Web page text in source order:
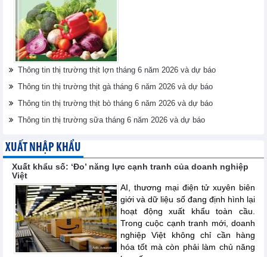
Thông tin thị trường thịt lợn tháng 6 năm 2026 và dự báo
Thông tin thị trường thịt gà tháng 6 năm 2026 và dự báo
Thông tin thị trường thịt bò tháng 6 năm 2026 và dự báo
Thông tin thị trường sữa tháng 6 năm 2026 và dự báo
XUẤT NHẬP KHẨU
Xuất khẩu số: ‘Đo’ năng lực cạnh tranh của doanh nghiệp
Việt
AI, thương mại điện tử xuyên biên
giới và dữ liệu số đang định hình lại
hoạt động xuất khẩu toàn cầu.
Trong cuộc cạnh tranh mới, doanh
nghiệp Việt không chỉ cần hàng
hóa tốt mà còn phải làm chủ năng